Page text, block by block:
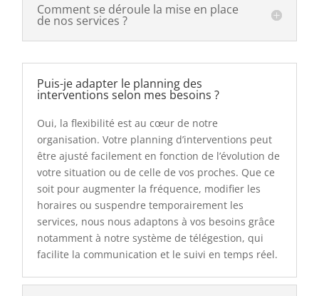
Comment se déroule la mise en place
de nos services ?
Puis-je adapter le planning des
interventions selon mes besoins ?
Oui, la flexibilité est au cœur de notre
organisation. Votre planning d’interventions peut
être ajusté facilement en fonction de l’évolution de
votre situation ou de celle de vos proches. Que ce
soit pour augmenter la fréquence, modifier les
horaires ou suspendre temporairement les
services, nous nous adaptons à vos besoins grâce
notamment à notre système de télégestion, qui
facilite la communication et le suivi en temps réel.